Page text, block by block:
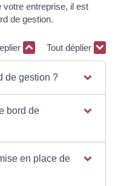
votre entreprise, il est
de gestion.
Tout déplier
de gestion ?
bord de
en place de